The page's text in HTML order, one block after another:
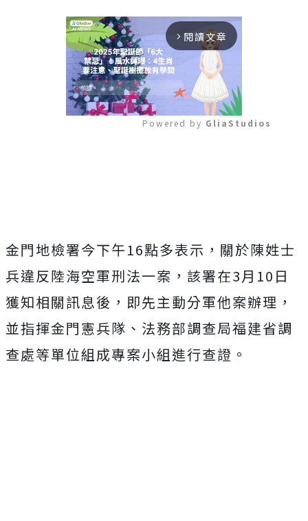
arrow_forward_ios 閱讀文章
Powered by GliaStudios
金門地檢署今下午16點多表示，關於陳姓士
兵違反陸海空軍刑法一案，該署在3月10日
獲知相關訊息後，即先主動分軍他案辦理，
並指揮金門憲兵隊、法務部調查局福建省調
查處等單位組成專案小組進行查證。